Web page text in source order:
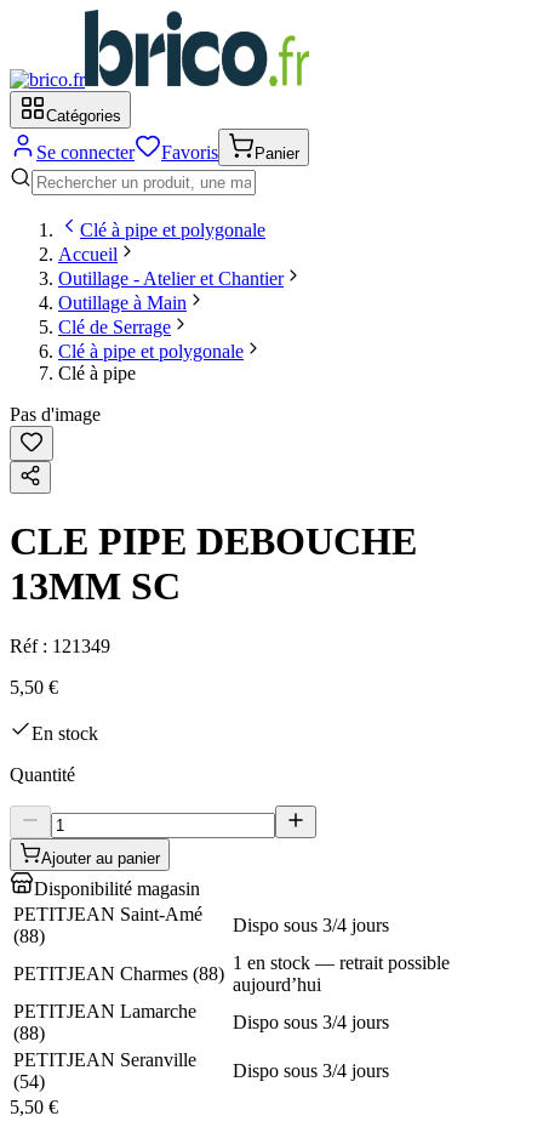
Catégories
Se connecter Favoris Panier
Clé à pipe et polygonale
Accueil
Outillage - Atelier et Chantier
Outillage à Main
Clé de Serrage
Clé à pipe et polygonale
Clé à pipe
Pas d'image
CLE PIPE DEBOUCHE
13MM SC
Réf : 121349
5,50 €
En stock
Quantité
Ajouter au panier
Disponibilité magasin
PETITJEAN Saint-Amé
(88)
Dispo sous 3/4 jours
PETITJEAN Charmes (88)
1 en stock — retrait possible
aujourd’hui
PETITJEAN Lamarche
(88)
Dispo sous 3/4 jours
PETITJEAN Seranville
(54)
Dispo sous 3/4 jours
5,50 €